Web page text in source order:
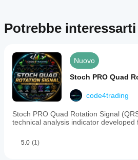
Potrebbe
Nuovo
Stoch PRO Quad
code4trading
Stoc​h PRO Quad Rotation Signal
technical analysis indicator developed
5.0 (1)